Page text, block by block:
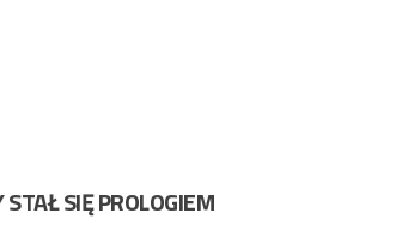
SIĘ PROLOGIEM